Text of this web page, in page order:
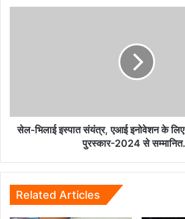
उत्पादकता
उत्कृष्टता
सेल-भिलाई इस्पात संयंत्र, एआई इनोवेशन के लिए
पुरस्कार-2024 से
Related Articles